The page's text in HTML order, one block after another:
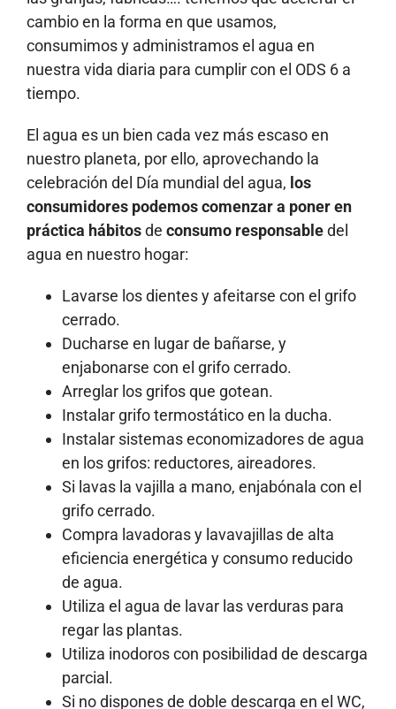
cambio en la forma en que usamos,
consumimos y administramos el agua en
nuestra vida diaria para cumplir con el ODS 6 a
tiempo.
El agua es un bien cada vez más escaso en
nuestro planeta, por ello, aprovechando la
celebración del Día mundial del agua, los
consumidores podemos comenzar a poner en
práctica hábitosde consumo responsabledel
agua en nuestro hogar:
Lavarse los dientes y afeitarse con el grifo
cerrado.
Ducharse en lugar de bañarse, y
enjabonarse con el grifo cerrado.
Arreglar los grifos que gotean.
Instalar grifo termostático en la ducha.
Instalar sistemas economizadores de agua
en los grifos: reductores, aireadores.
Si lavas la vajilla a mano, enjabónala con el
grifo cerrado.
Compra lavadoras y lavavajillas de alta
eficiencia energética y consumo reducido
de agua.
Utiliza el agua de lavar las verduras para
regar las plantas.
Utiliza inodoros con posibilidad de descarga
parcial.
Si no dispones de doble descarga en el WC,